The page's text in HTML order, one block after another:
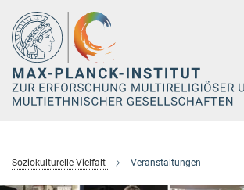
Hauptinhalt
Soziokulturelle Vielfalt Veranstaltungen